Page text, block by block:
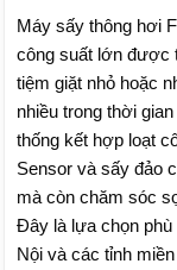
Máy sấy thông hơi
công suất lớn được
tiệm giặt nhỏ hoặc
nhiều trong thời
thống kết hợp loạt
Sensor và sấy đảo
mà còn chăm sóc
Đây là lựa chọn phù
Nội và các tỉnh